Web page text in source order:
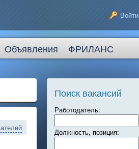
Войти
Объявления ФРИЛАНС
Поиск вакансий
Работодатель:
Должность, позиция: